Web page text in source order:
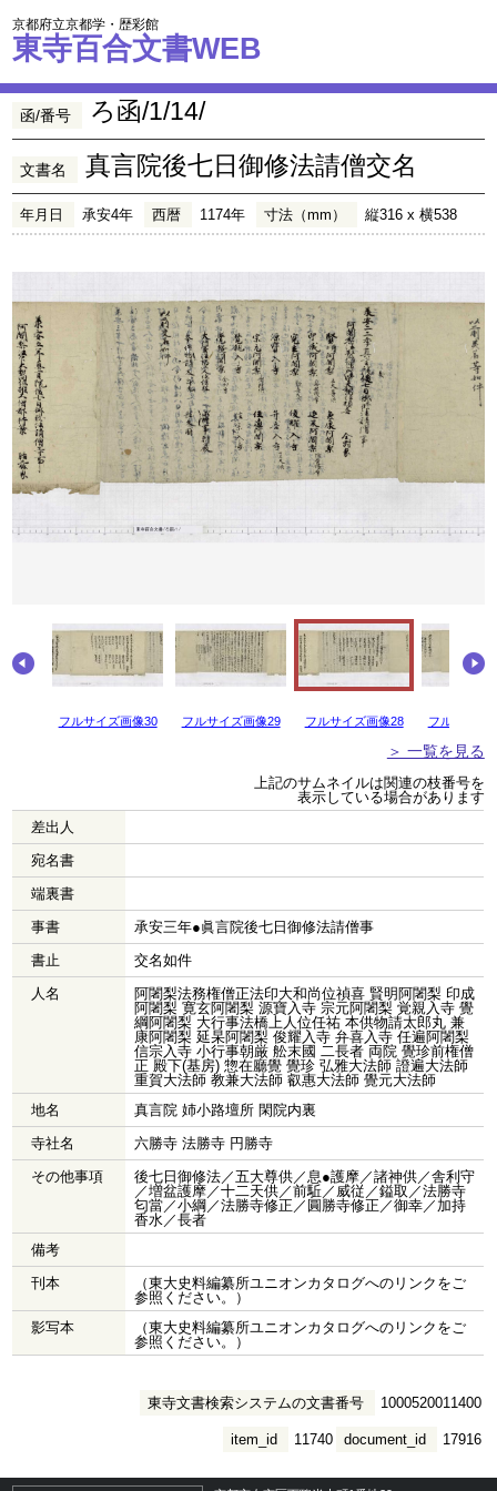
京都府立京都学・歴彩館
東寺百合文書WEB
函/番号 ろ函/1/14/
文書名 真言院後七日御修法請僧交名
年月日 承安4年 西暦 1174年 寸法（mm） 縦316 x 横538
フルサイズ画像30 フルサイズ画像29 フルサイズ画像28 フルサイズ
＞ 一覧を見る
上記のサムネイルは関連の枝番号を
表示している場合があります
差出人
宛名書
端裏書
事書
承安三年●眞言院後七日御修法請僧事
書止
交名如件
人名
阿闍梨法務権僧正法印大和尚位禎喜 賢明阿闍梨 印成
阿闍梨 寛玄阿闍梨 源寶入寺 宗元阿闍梨 覚親入寺 覺
綱阿闍梨 大行事法橋上人位任祐 本供物請太郎丸 兼
康阿闍梨 延杲阿闍梨 俊耀入寺 弁喜入寺 任遍阿闍梨
信宗入寺 小行事朝厳 舩末國 二長者 両院 覺珍前権僧
正 殿下(基房) 惣在廳覺 覺珍 弘雅大法師 證遍大法師
重賀大法師 教兼大法師 叡惠大法師 覺元大法師
地名
真言院 姉小路壇所 閑院内裏
寺社名
六勝寺 法勝寺 円勝寺
その他事項
後七日御修法／五大尊供／息●護摩／諸神供／舎利守
／増盆護摩／十二天供／前駈／威従／鎰取／法勝寺
匂當／小綱／法勝寺修正／圓勝寺修正／御幸／加持
香水／長者
備考
刊本
（東大史料編纂所ユニオンカタログへのリンクをご
参照ください。）
影写本
（東大史料編纂所ユニオンカタログへのリンクをご
参照ください。）
東寺文書検索システムの文書番号 1000520011400
document_id 17916
item_id 11740